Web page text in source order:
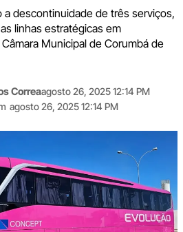
a descontinuidade de três serviços,
linhas estratégicas em
Municipal de Corumbá de
Correaagosto 26, 2025 12:14 PM
agosto 26, 2025 12:14 PM